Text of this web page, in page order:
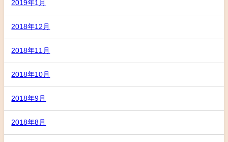
2019年1月
2018年12月
2018年11月
2018年10月
2018年9月
2018年8月